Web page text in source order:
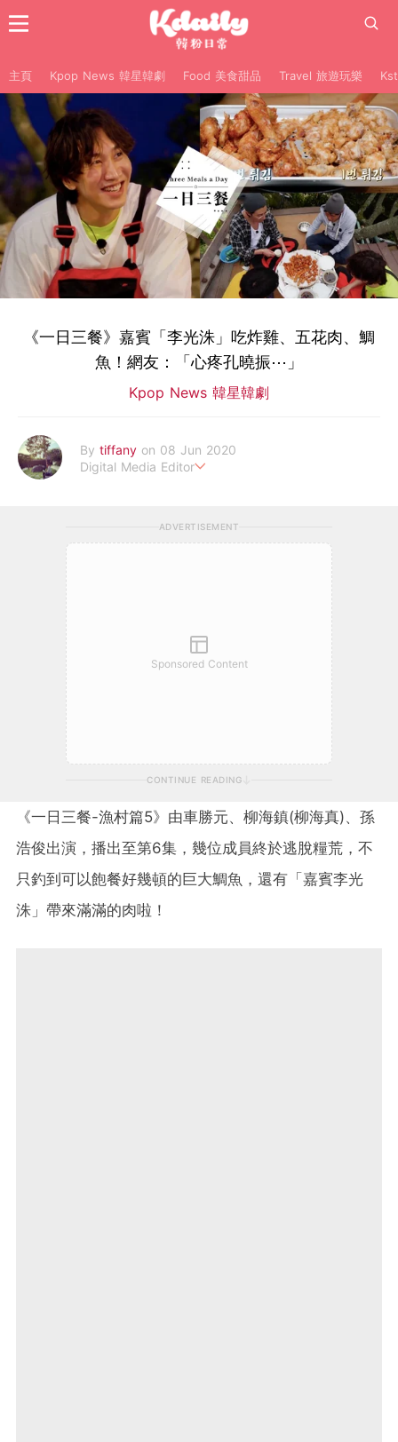
主頁 Kpop News 韓星韓劇 Food 美食甜品 Travel 旅遊玩樂
《一日三餐》嘉賓「李光洙」吃炸雞、五花肉、鯛
魚！網友：「心疼孔曉振⋯」
Kpop News 韓星韓劇
By tiffany on 08 Jun 2020
Digital Media Editor
ADVERTISEMENT
Sponsored Content
CONTINUE READING
《一日三餐-漁村篇5》由車勝元、柳海鎮(柳海真)、孫
浩俊出演，播出至第6集，幾位成員終於逃脫糧荒，不
只釣到可以飽餐好幾頓的巨大鯛魚，還有「嘉賓李光
洙」帶來滿滿的肉啦！